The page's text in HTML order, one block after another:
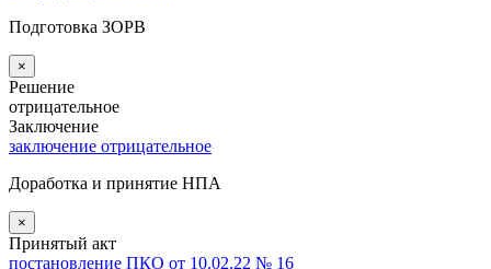
Подготовка ЗОРВ
×
Решение
отрицательное
Заключение
заключение отрицательное
Доработка и принятие НПА
×
Принятый акт
постановление ПКО от 10.02.22 № 16